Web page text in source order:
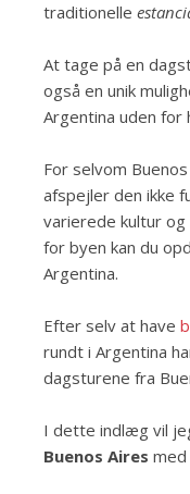
traditionelle
At tage på en
også en unik
Argentina uden for
For selvom
afspejler den ikke
varierede kultur
for byen kan du
Argentina.
Efter selv at have
rundt i Argentina
dagsturene fra
I dette indlæg vil
Buenos Aires med